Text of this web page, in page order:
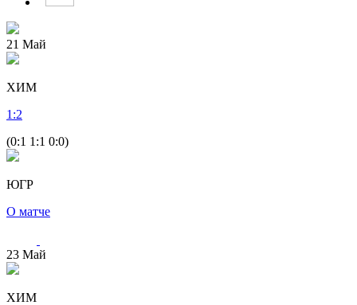
21 Май
ХИМ
1 :2
(0:1 1:1 0:0)
ЮГР
О матче
23 Май
ХИМ